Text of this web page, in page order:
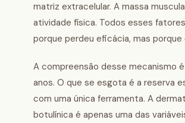
matriz extracelular. A massa
atividade física. Todos esses
porque perdeu eficácia, mas
A compreensão desse mecanismo
anos. O que se esgota é a reserva
com uma única ferramenta. A
botulínica é apenas uma das